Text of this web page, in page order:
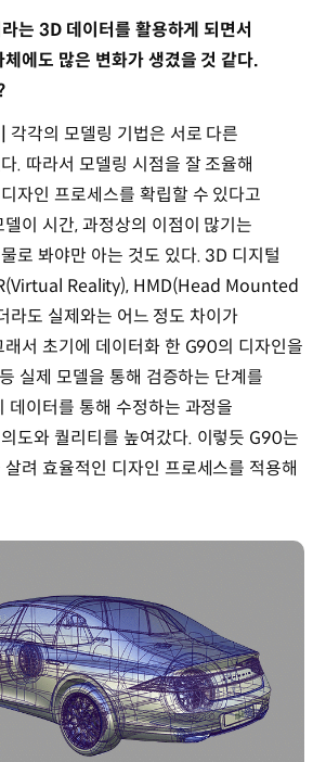
는 3D 데이터를 활용하게 되면서
에도 많은 변화가 생겼을 것 같다.
각각의 모델링 기법은 서로 다른
. 따라서 모델링 시점을 잘 조율해
자인 프로세스를 확립할 수 있다고
이 시간, 과정상의 이점이 많기는
로 봐야만 아는 것도 있다. 3D 디지털
Reality), HMD(Head Mounted
라도 실제와는 어느 정도 차이가
서 초기에 데이터화 한 G90의 디자인을
실제 모델을 통해 검증하는 단계를
데이터를 통해 수정하는 과정을
도와 퀄리티를 높여갔다. 이렇듯 G90는
려 효율적인 디자인 프로세스를 적용해